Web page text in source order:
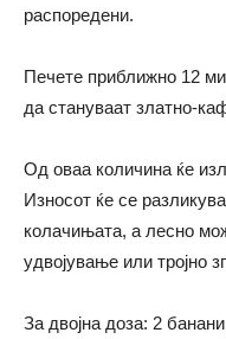
распоредени.
Печете приближно 12
да стануваат златно-
Од оваа количина ќе
Износот ќе се
колачињата, а лесно
удвојување или тројно
За двојна доза: 2